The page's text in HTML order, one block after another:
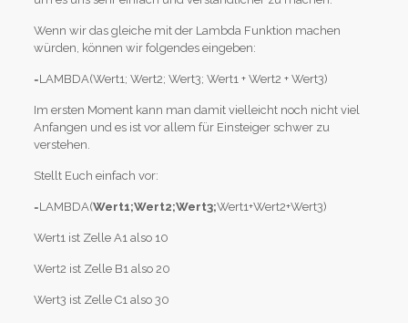
Wenn wir das gleiche mit der Lambda Funktion machen
würden, können wir folgendes eingeben:
=LAMBDA(Wert1; Wert2; Wert3; Wert1 + Wert2 + Wert3)
Im ersten Moment kann man damit vielleicht noch nicht viel
Anfangen und es ist vor allem für Einsteiger schwer zu
verstehen.
Stellt Euch einfach vor:
=LAMBDA(Wert1;Wert2;Wert3;Wert1+Wert2+Wert3)
Wert1 ist Zelle A1 also 10
Wert2 ist Zelle B1 also 20
Wert3 ist Zelle C1 also 30